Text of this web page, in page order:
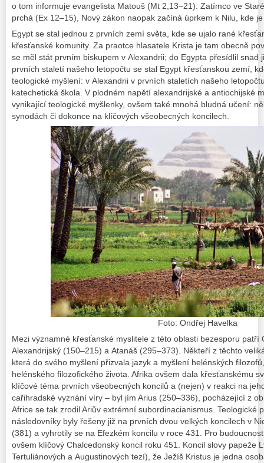
o tom informuje evangelista Matouš (Mt 2,13–21). Zatímco ve
prchá (Ex 12–15), Nový zákon naopak začíná úprkem k Nilu, kde
Egypt se stal jednou z prvních zemí světa, kde se ujalo rané
křesťanské komunity. Za praotce hlasatele Krista je tam obecně
se měl stát prvním biskupem v Alexandrii; do Egypta přesídlil snad
prvních staletí našeho letopočtu se stal Egypt křesťanskou zemí,
teologické myšlení: v Alexandrii v prvních staletích našeho
katechetická škola. V plodném napětí alexandrijské a antiochijské
vynikající teologické myšlenky, ovšem také mnohá bludná učení:
synodách či dokonce na klíčových všeobecných koncilech.
Foto: Ondřej Havelka
Mezi významné křesťanské myslitele z této oblasti bezesporu patří
Alexandrijský (150–215) a Atanáš (295–373). Někteří z těchto
která do svého myšlení přizvala jazyk a myšlení helénských
helénského filozofického života. Afrika ovšem dala křesťanskému
klíčové téma prvních všeobecných koncilů a (nejen) v reakci na
cařihradské vyznání víry – byl jím Arius (250–336), pocházející z
Africe se tak zrodil Ariův extrémní subordinacianismus. Teologické
následovníky byly řešeny již na prvních dvou velkých koncilech v
(381) a vyhrotily se na Efezkém koncilu v roce 431. Pro
ovšem klíčový Chalcedonský koncil roku 451. Koncil slovy papeže
Tertuliánových a Augustinových tezí), že Ježíš Kristus je jedna